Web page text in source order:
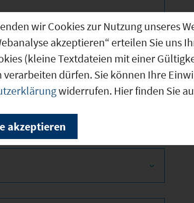
wir Cookies zur Nutzung unseres
akzeptieren“ erteilen Sie uns
(kleine Textdateien mit einer
dürfen. Sie können Ihre
widerrufen. Hier finden Sie
akzeptieren